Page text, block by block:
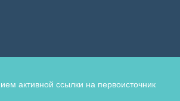
активной ссылки на первоисточник